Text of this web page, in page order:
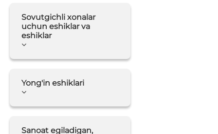
Sovutgichli xonalar
uchun eshiklar va
eshiklar
Yong'in eshiklari
Sanoat egiladigan,